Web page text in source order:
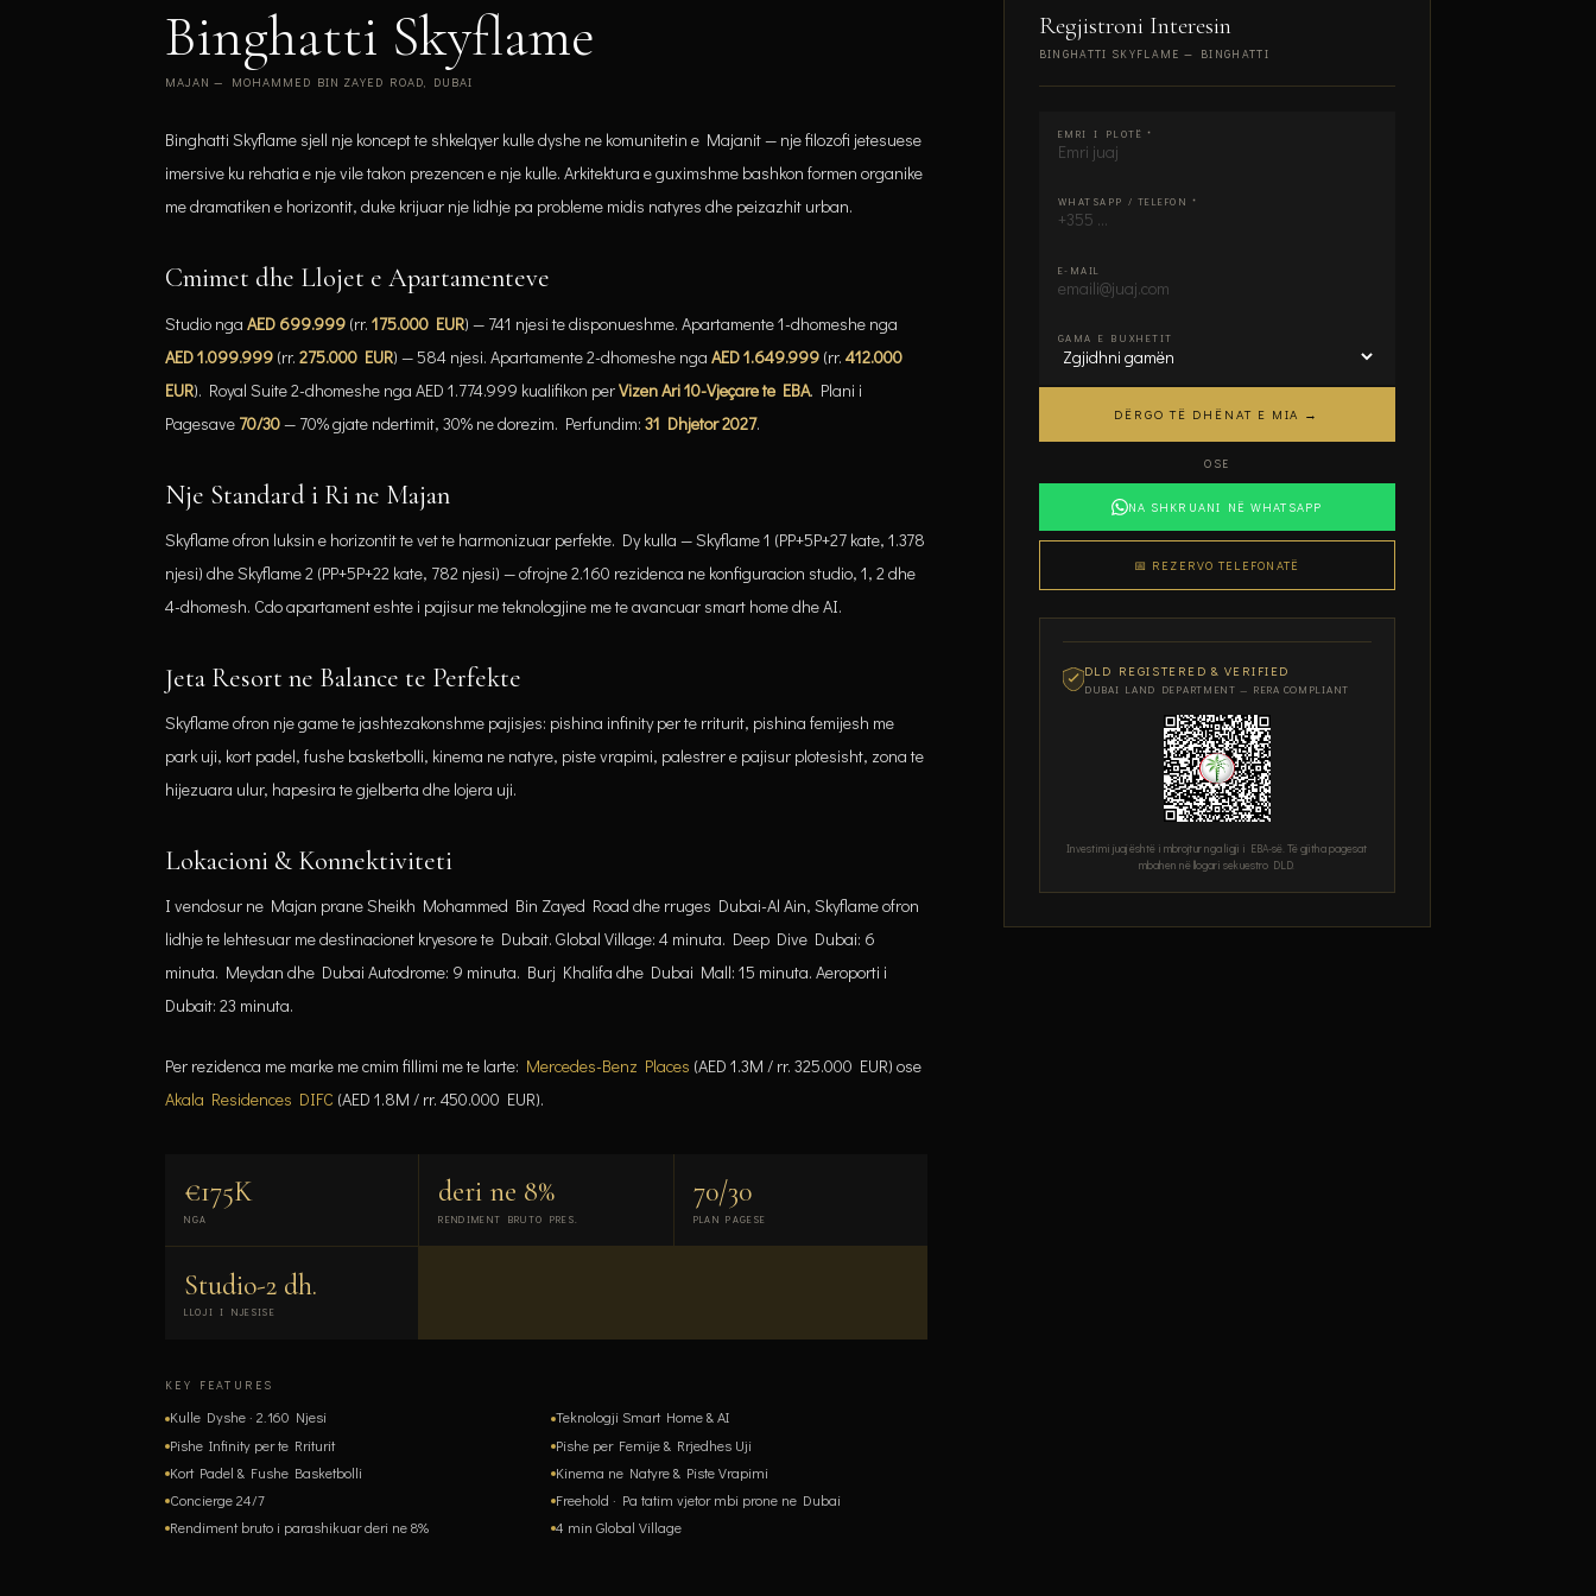
Binghatti Skyflame
MAJAN — MOHAMMED BIN ZAYED ROAD, DUBAI
Binghatti Skyflame sjell nje koncept te shkelqyer kulle dyshe ne komunitetin e Majanit — nje filozofi jetesuese
imersive ku rehatia e nje vile takon prezencen e nje kulle. Arkitektura e guximshme bashkon formen organike
me dramatiken e horizontit, duke krijuar nje lidhje pa probleme midis natyres dhe peizazhit urban.
Cmimet dhe Llojet e Apartamenteve
Studio ngaAED 699.999 (rr.175.000 EUR) — 741 njesi te disponueshme. Apartamente 1-dhomeshe nga
AED 1.099.999 (rr.275.000 EUR) — 584 njesi. Apartamente 2-dhomeshe ngaAED 1.649.999 (rr.412.000
EUR). Royal Suite 2-dhomeshe nga AED 1.774.999 kualifikon perVizen Ari 10-Vjeçare te EBA. Plani i
Pagesave 70/30— 70% gjate ndertimit, 30% ne dorezim. Perfundim:31 Dhjetor 2027.
Nje Standard i Ri ne Majan
Skyflame ofron luksin e horizontit te vet te harmonizuar perfekte. Dy kulla — Skyflame 1 (PP+5P+27 kate, 1.378
njesi) dhe Skyflame 2 (PP+5P+22 kate, 782 njesi) — ofrojne 2.160 rezidenca ne konfiguracion studio, 1, 2 dhe
4-dhomesh. Cdo apartament eshte i pajisur me teknologjine me te avancuar smart home dhe AI.
Jeta Resort ne Balance te Perfekte
Skyflame ofron nje game te jashtezakonshme pajisjes: pishina infinity per te rriturit, pishina femijesh me
park uji, kort padel, fushe basketbolli, kinema ne natyre, piste vrapimi, palestrer e pajisur plotesisht, zona te
hijezuara ulur, hapesira te gjelberta dhe lojera uji.
Lokacioni & Konnektiviteti
I vendosur ne Majan prane Sheikh Mohammed Bin Zayed Road dhe rruges Dubai-Al Ain, Skyflame ofron
lidhje te lehtesuar me destinacionet kryesore te Dubait. Global Village: 4 minuta. Deep Dive Dubai: 6
minuta. Meydan dhe Dubai Autodrome: 9 minuta. Burj Khalifa dhe Dubai Mall: 15 minuta. Aeroporti i
Dubait: 23 minuta.
Per rezidenca me marke me cmim fillimi me te larte: Mercedes-Benz Places (AED 1.3M / rr. 325.000 EUR) ose
Akala Residences DIFC (AED 1.8M / rr. 450.000 EUR).
€175K
NGA
deri ne 8%
RENDIMENT BRUTO PRES.
70/30
PLAN PAGESE
Studio-2 dh.
LLOJI I NJESISE
KEY FEATURES
Kulle Dyshe · 2.160 Njesi
Teknologji Smart Home & AI
Pishe Infinity per te Rriturit
Pishe per Femije & Rrjedhes Uji
Kort Padel & Fushe Basketbolli
Kinema ne Natyre & Piste Vrapimi
Concierge 24/7
Freehold · Pa tatim vjetor mbi prone ne Dubai
Rendiment bruto i parashikuar deri ne 8%
4 min Global Village
Regjistroni Interesin
BINGHATTI SKYFLAME — BINGHATTI
EMRI I PLOTË *
WHATSAPP / TELEFON *
E-MAIL
GAMA E BUXHETIT
DËRGO TË DHËNAT E MIA →
OSE
NA SHKRUANI NË WHATSAPP
📅 REZERVO TELEFONATË
DLD REGISTERED & VERIFIED
DUBAI LAND DEPARTMENT — RERA COMPLIANT
Investimi juaj është i mbrojtur nga ligji i EBA-së. Të gjitha pagesat
mbahen në llogari sekuestro DLD.